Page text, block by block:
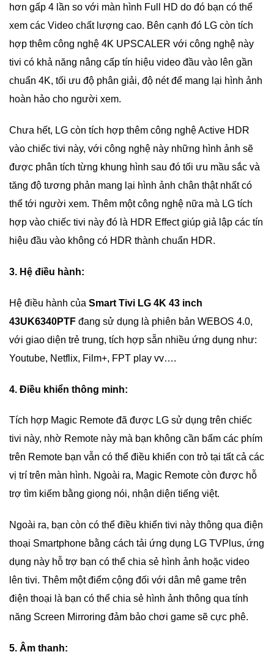
hơn gấp 4 lần so với màn hình Full HD do đó bạn có thể
xem các Video chất lượng cao. Bên cạnh đó LG còn tích
hợp thêm công nghệ 4K UPSCALER với công nghệ này
tivi có khả năng nâng cấp tín hiệu video đầu vào lên gần
chuẩn 4K, tối ưu độ phân giải, độ nét để mang lại hình ảnh
hoàn hảo cho người xem.
Chưa hết, LG còn tích hợp thêm công nghệ Active HDR
vào chiếc tivi này, với công nghệ này những hình ảnh sẽ
được phân tích từng khung hình sau đó tối ưu mầu sắc và
tăng độ tương phản mang lại hình ảnh chân thật nhất có
thể tới người xem. Thêm một công nghệ nữa mà LG tích
hợp vào chiếc tivi này đó là HDR Effect giúp giả lập các tín
hiệu đầu vào không có HDR thành chuẩn HDR.
3. Hệ điều hành:
Hệ điều hành của Smart Tivi LG 4K 43 inch
43UK6340PTF đang sử dụng là phiên bản WEBOS 4.0,
với giao diện trẻ trung, tích hợp sẵn nhiều ứng dụng như:
Youtube, Netflix, Film+, FPT play vv….
4. Điều khiển thông minh:
Tích hợp Magic Remote đã được LG sử dụng trên chiếc
tivi này, nhờ Remote này mà bạn không cần bấm các phím
trên Remote bạn vẫn có thể điều khiển con trỏ tại tất cả các
vị trí trên màn hình. Ngoài ra, Magic Remote còn được hỗ
trợ tìm kiếm bằng giọng nói, nhận diện tiếng việt.
Ngoài ra, bạn còn có thể điều khiển tivi này thông qua điện
thoại Smartphone bằng cách tải ứng dụng LG TVPlus, ứng
dụng này hỗ trợ bạn có thể chia sẻ hình ảnh hoặc video
lên tivi. Thêm một điểm cộng đối với dân mê game trên
điện thoại là bạn có thể chia sẻ hình ảnh thông qua tính
năng Screen Mirroring đảm bảo chơi game sẽ cực phê.
5. Âm thanh: